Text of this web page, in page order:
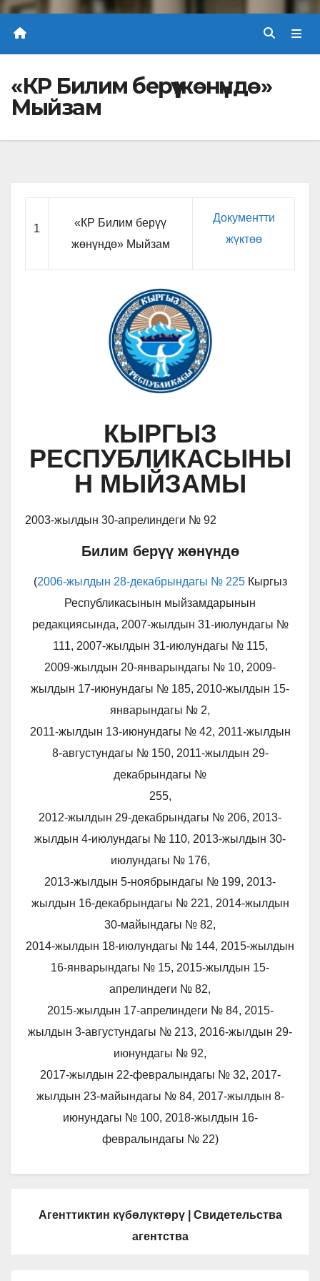
«КР Билим берүү жөнүндө»
Мыйзам
1
«КР Билим берүү
жөнүндө» Мыйзам
Документти
жүктөө
КЫРГЫЗ
РЕСПУБЛИКАСЫНЫ
Н МЫЙЗАМЫ
2003-жылдын 30-апрелиндеги № 92
Билим берүү жөнүндө
(2006-жылдын 28-декабрындагы № 225 Кыргыз
Республикасынын мыйзамдарынын
редакциясында, 2007-жылдын 31-июлундагы №
111, 2007-жылдын 31-июлундагы № 115,
2009-жылдын 20-январындагы № 10, 2009-
жылдын 17-июнундагы № 185, 2010-жылдын 15-
январындагы № 2,
2011-жылдын 13-июнундагы № 42, 2011-жылдын
8-августундагы № 150, 2011-жылдын 29-
декабрындагы №
255,
2012-жылдын 29-декабрындагы № 206, 2013-
жылдын 4-июлундагы № 110, 2013-жылдын 30-
июлундагы № 176,
2013-жылдын 5-ноябрындагы № 199, 2013-
жылдын 16-декабрындагы № 221, 2014-жылдын
30-майындагы № 82,
2014-жылдын 18-июлундагы № 144, 2015-жылдын
16-январындагы № 15, 2015-жылдын 15-
апрелиндеги № 82,
2015-жылдын 17-апрелиндеги № 84, 2015-
жылдын 3-августундагы № 213, 2016-жылдын 29-
июнундагы № 92,
2017-жылдын 22-февралындагы № 32, 2017-
жылдын 23-майындагы № 84, 2017-жылдын 8-
июнундагы № 100, 2018-жылдын 16-
февралындагы № 22)
Агенттиктин күбөлүктөрү | Свидетельства
агентства